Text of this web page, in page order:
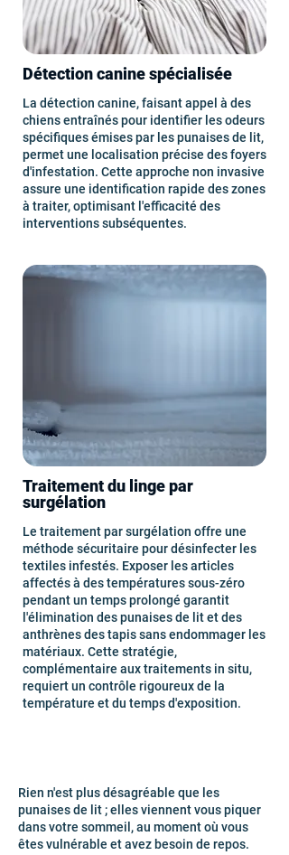
Détection canine spécialisée
La détection canine, faisant appel à des
chiens entraînés pour identifier les odeurs
spécifiques émises par les punaises de lit,
permet une localisation précise des foyers
d'infestation. Cette approche non invasive
assure une identification rapide des zones
à traiter, optimisant l'efficacité des
interventions subséquentes.
Traitement du linge par
surgélation
Le traitement par surgélation offre une
méthode sécuritaire pour désinfecter les
textiles infestés. Exposer les articles
affectés à des températures sous-zéro
pendant un temps prolongé garantit
l'élimination des punaises de lit et des
anthrènes des tapis sans endommager les
matériaux. Cette stratégie,
complémentaire aux traitements in situ,
requiert un contrôle rigoureux de la
température et du temps d'exposition.
Rien n'est plus désagréable que les
punaises de lit ; elles viennent vous piquer
dans votre sommeil, au moment où vous
êtes vulnérable et avez besoin de repos.